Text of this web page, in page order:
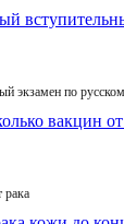
экзамен по
рака